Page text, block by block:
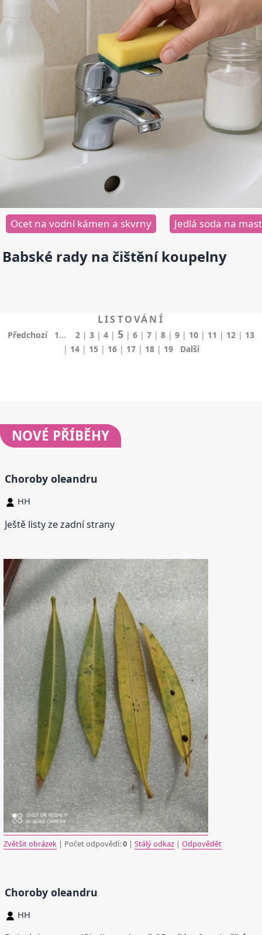
Ocet na vodní kámen a skvrny Jedlá soda na
Babské rady na čištění koupelny
LISTOVÁNÍ
Předchozí 1... 2 | 3 | 4 | 5 | 6 | 7 | 8 | 9 | 10 | 11 | 12 | 13
| 14| 15| 16| 17| 18| 19 Další
NOVÉ PŘÍBĚHY
Choroby oleandru
HH
Ještě listy ze zadní strany
Zvětšit obrázek | Počet odpovědí:0 |Stálý odkaz |Odpovědět
Choroby oleandru
HH